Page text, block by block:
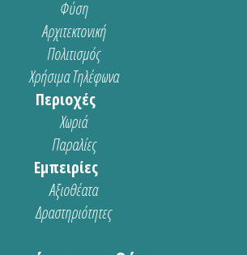
Φύση
Αρχιτεκτονική
Πολιτισμός
Χρήσιμα Τηλέφωνα
Περιοχές
Χωριά
Παραλίες
Εμπειρίες
Αξιοθέατα
Δραστηριότητες